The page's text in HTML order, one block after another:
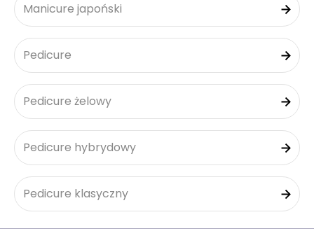
Manicure japoński
Pedicure
Pedicure żelowy
Pedicure hybrydowy
Pedicure klasyczny